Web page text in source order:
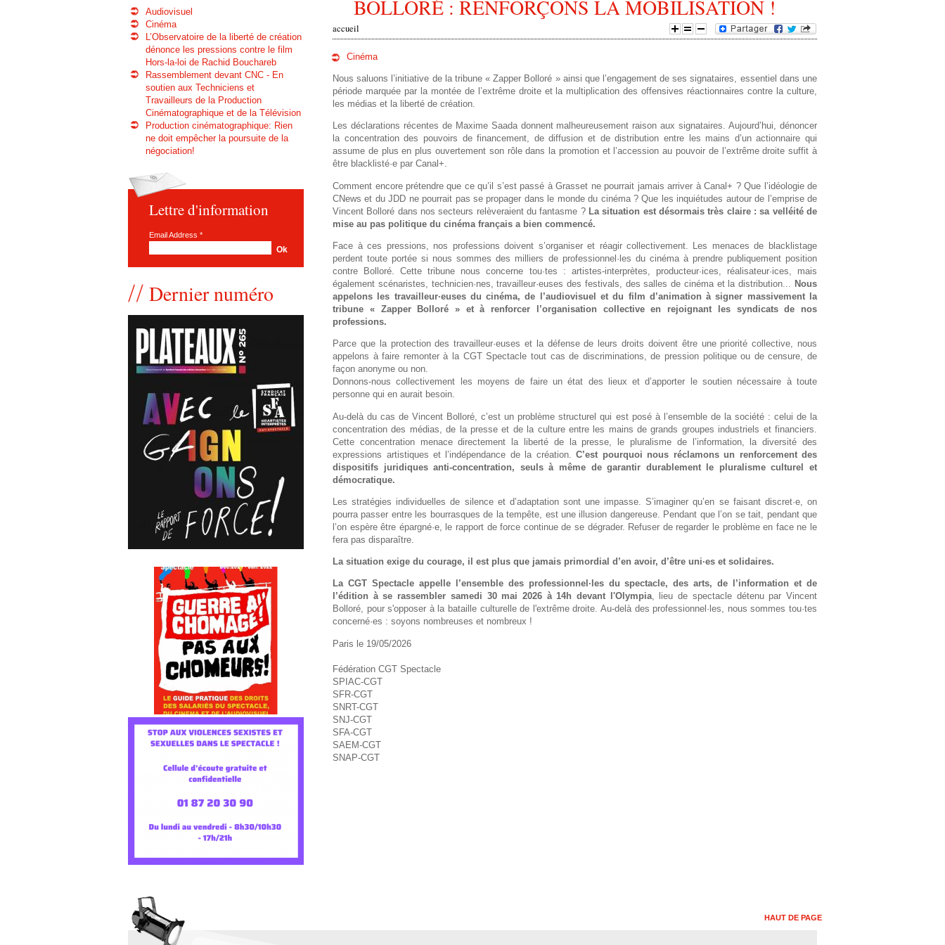
e
e
e
h
r
c
e
BOLLORÉ : RENFORÇONS LA MOBILISATION !
v
o
u
s
ê
t
e
s
i
c
i
accueil
Cinéma
Nous saluons l’initiative de la tribune « Zapper Bolloré » ainsi que l’engagement de ses signataires, essentiel dans une
période marquée par la montée de l’extrême droite et la multiplication des offensives réactionnaires contre la culture,
les médias et la liberté de création.
Les déclarations récentes de Maxime Saada donnent malheureusement raison aux signataires. Aujourd’hui, dénoncer
la concentration des pouvoirs de financement, de diffusion et de distribution entre les mains d’un actionnaire qui
assume de plus en plus ouvertement son rôle dans la promotion et l’accession au pouvoir de l’extrême droite suffit à
être blacklisté·e par Canal+.
Comment encore prétendre que ce qu’il s’est passé à Grasset ne pourrait jamais arriver à Canal+ ? Que l’idéologie de
CNews et du JDD ne pourrait pas se propager dans le monde du cinéma ? Que les inquiétudes autour de l’emprise de
Vincent Bolloré dans nos secteurs relèveraient du fantasme ? La situation est désormais très claire : sa velléité de
mise au pas politique du cinéma français a bien commencé.
Face à ces pressions, nos professions doivent s’organiser et réagir collectivement. Les menaces de blacklistage
perdent toute portée si nous sommes des milliers de professionnel·les du cinéma à prendre publiquement position
contre Bolloré. Cette tribune nous concerne tou·tes : artistes-interprètes, producteur·ices, réalisateur·ices, mais
également scénaristes, technicien·nes, travailleur·euses des festivals, des salles de cinéma et la distribution...
Nous
appelons les travailleur·euses du cinéma, de l’audiovisuel et du film d’animation à signer massivement la
tribune « Zapper Bolloré » et à renforcer l’organisation collective en rejoignant les syndicats de nos
professions.
Parce que la protection des travailleur·euses et la défense de leurs droits doivent être une priorité collective, nous
appelons à faire remonter à la CGT Spectacle tout cas de discriminations, de pression politique ou de censure, de
façon anonyme ou non.
Donnons-nous collectivement les moyens de faire un état des lieux et d’apporter le soutien nécessaire à toute
personne qui en aurait besoin.
Au-delà du cas de Vincent Bolloré, c’est un problème structurel qui est posé à l’ensemble de la société : celui de la
concentration des médias, de la presse et de la culture entre les mains de grands groupes industriels et financiers.
Cette concentration menace directement la liberté de la presse, le pluralisme de l’information, la diversité des
expressions artistiques et l’indépendance de la création.C’est pourquoi nous réclamons un renforcement des
dispositifs juridiques anti-concentration, seuls à même de garantir durablement le pluralisme culturel et
démocratique.
Les stratégies individuelles de silence et d’adaptation sont une impasse. S’imaginer qu’en se faisant discret·e, on
pourra passer entre les bourrasques de la tempête, est une illusion dangereuse. Pendant que l’on se tait, pendant que
l’on espère être épargné·e, le rapport de force continue de se dégrader. Refuser de regarder le problème en face ne le
fera pas disparaître.
La situation exige du courage, il est plus que jamais primordial d’en avoir, d’être uni·es et solidaires.
La CGT Spectacle appelle l’ensemble des professionnel·les du spectacle, des arts, de l’information et de
l’édition à se rassembler samedi 30 mai 2026 à 14h devant l'Olympia, lieu de spectacle détenu par Vincent
Bolloré, pour s'opposer à la bataille culturelle de l'extrême droite. Au-delà des professionnel·les, nous sommes tou·tes
concerné·es : soyons nombreuses et nombreux !
Paris le 19/05/2026
Fédération CGT Spectacle
SPIAC-CGT
SFR-CGT
SNRT-CGT
SNJ-CGT
SFA-CGT
SAEM-CGT
SNAP-CGT
Audiovisuel
Cinéma
L’Observatoire de la liberté de création
dénonce les pressions contre le film
Hors-la-loi de Rachid Bouchareb
Rassemblement devant CNC - En
soutien aux Techniciens et
Travailleurs de la Production
Cinématographique et de la Télévision
Production cinématographique: Rien
ne doit empêcher la poursuite de la
négociation!
Lettre d'information
Email Address *
Dernier numéro
HAUT DE PAGE